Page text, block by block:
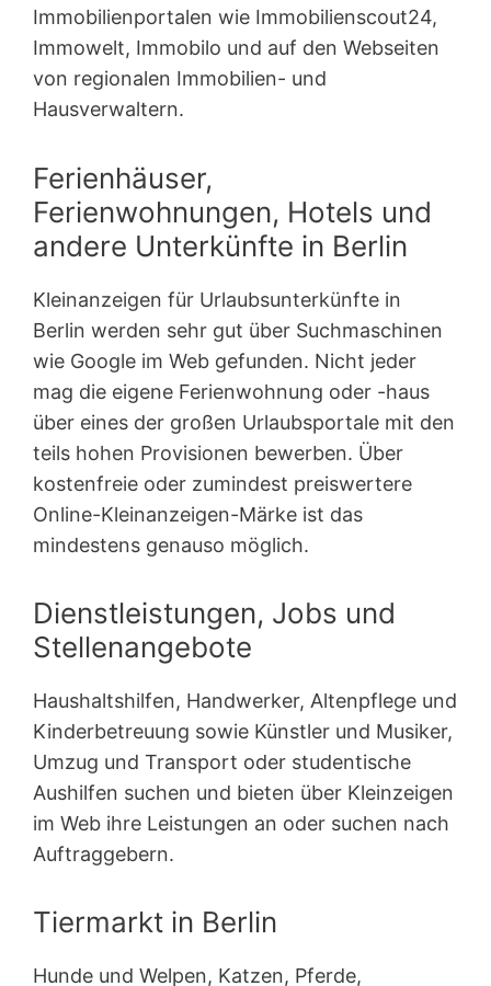
Immobilienportalen wie Immobilienscout24,
Immowelt, Immobilo und auf den Webseiten
von regionalen Immobilien- und
Hausverwaltern.
Ferienhäuser,
Ferienwohnungen, Hotels und
andere Unterkünfte in Berlin
Kleinanzeigen für Urlaubsunterkünfte in
Berlin werden sehr gut über Suchmaschinen
wie Google im Web gefunden. Nicht jeder
mag die eigene Ferienwohnung oder -haus
über eines der großen Urlaubsportale mit den
teils hohen Provisionen bewerben. Über
kostenfreie oder zumindest preiswertere
Online-Kleinanzeigen-Märke ist das
mindestens genauso möglich.
Dienstleistungen, Jobs und
Stellenangebote
Haushaltshilfen, Handwerker, Altenpflege und
Kinderbetreuung sowie Künstler und Musiker,
Umzug und Transport oder studentische
Aushilfen suchen und bieten über Kleinzeigen
im Web ihre Leistungen an oder suchen nach
Auftraggebern.
Tiermarkt in Berlin
Hunde und Welpen, Katzen, Pferde,